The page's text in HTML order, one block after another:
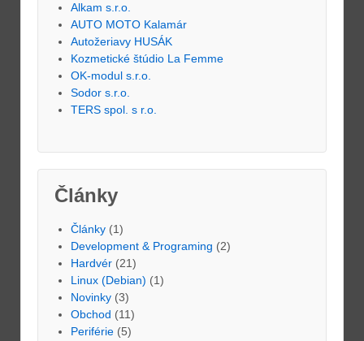
Alkam s.r.o.
AUTO MOTO Kalamár
Autožeriavy HUSÁK
Kozmetické štúdio La Femme
OK-modul s.r.o.
Sodor s.r.o.
TERS spol. s r.o.
Články
Články (1)
Development & Programing (2)
Hardvér (21)
Linux (Debian) (1)
Novinky (3)
Obchod (11)
Periférie (5)